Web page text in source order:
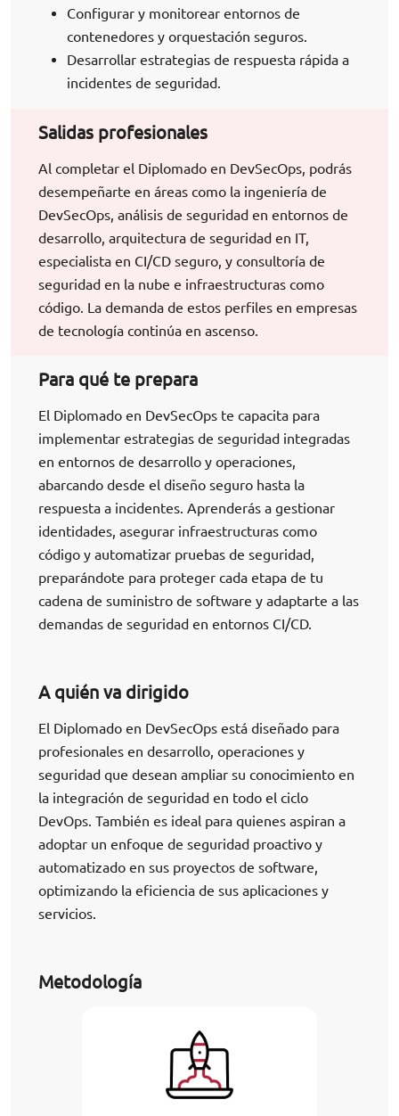
Configurar y monitorear entornos de
contenedores y orquestación seguros.
Desarrollar estrategias de respuesta rápida a
incidentes de seguridad.
Salidas profesionales
Al completar el Diplomado en DevSecOps, podrás
desempeñarte en áreas como la ingeniería de
DevSecOps, análisis de seguridad en entornos de
desarrollo, arquitectura de seguridad en IT,
especialista en CI/CD seguro, y consultoría de
seguridad en la nube e infraestructuras como
código. La demanda de estos perfiles en empresas
de tecnología continúa en ascenso.
Para qué te prepara
El Diplomado en DevSecOps te capacita para
implementar estrategias de seguridad integradas
en entornos de desarrollo y operaciones,
abarcando desde el diseño seguro hasta la
respuesta a incidentes. Aprenderás a gestionar
identidades, asegurar infraestructuras como
código y automatizar pruebas de seguridad,
preparándote para proteger cada etapa de tu
cadena de suministro de software y adaptarte a las
demandas de seguridad en entornos CI/CD.
A quién va dirigido
El Diplomado en DevSecOps está diseñado para
profesionales en desarrollo, operaciones y
seguridad que desean ampliar su conocimiento en
la integración de seguridad en todo el ciclo
DevOps. También es ideal para quienes aspiran a
adoptar un enfoque de seguridad proactivo y
automatizado en sus proyectos de software,
optimizando la eficiencia de sus aplicaciones y
servicios.
Metodología